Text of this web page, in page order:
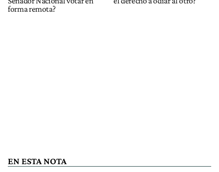
forma remota?
EN ESTA NOTA